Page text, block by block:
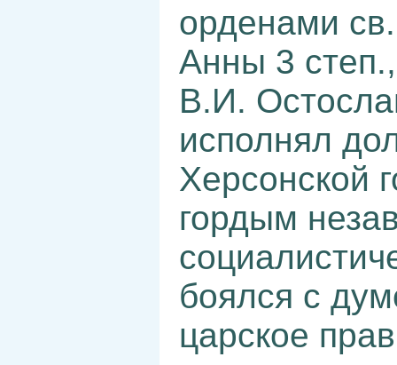
орденами
Анны 3
В.И.
исполнял
Херсонской
гордым
боялся с
царское